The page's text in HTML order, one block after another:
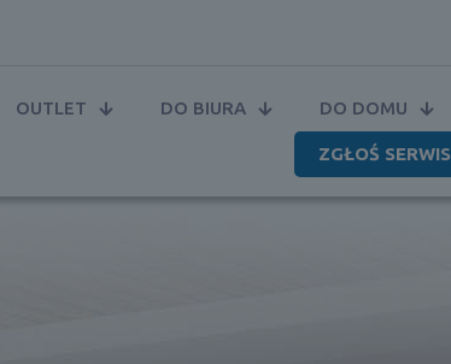
OUTLET DO BIURA DO DOMU
ZGŁOŚ SERWIS